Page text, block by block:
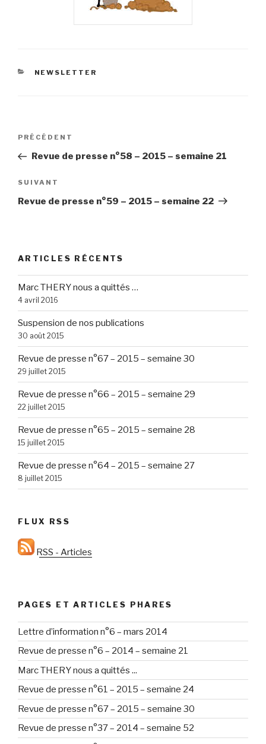
CATÉGORIES
NEWSLETTER
Navigation
l’article
Article
précédent
PRÉCÉDENT
Revue de presse n°58 – 2015 – semaine 21
Article
suivant
SUIVANT
Revue de presse n°59 – 2015 – semaine 22
ARTICLES RÉCENTS
Marc THERY nous a quittés …
4 avril 2016
Suspension de nos publications
30 août 2015
Revue de presse n°67 – 2015 – semaine 30
29 juillet 2015
Revue de presse n°66 – 2015 – semaine 29
22 juillet 2015
Revue de presse n°65 – 2015 – semaine 28
15 juillet 2015
Revue de presse n°64 – 2015 – semaine 27
8 juillet 2015
FLUX RSS
RSS - Articles
PAGES ET ARTICLES PHARES
Lettre d’information n°6 – mars 2014
Revue de presse n°6 – 2014 – semaine 21
Marc THERY nous a quittés ...
Revue de presse n°61 – 2015 – semaine 24
Revue de presse n°67 – 2015 – semaine 30
Revue de presse n°37 – 2014 – semaine 52